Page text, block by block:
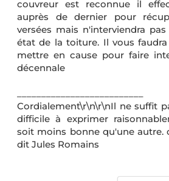
couvreur est reconnue il
auprès de dernier pour
versées mais n'interviendra
état de la toiture. Il vous
mettre en cause pour faire
décennale
Cordialement\r\n\r\nIl ne suffit
difficile à exprimer
soit moins bonne qu'une autre.
dit Jules Romains